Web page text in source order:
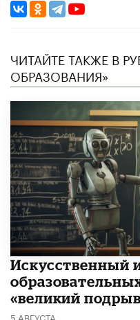
ЧИТАЙТЕ ТАКЖЕ В
ОБРАЗОВАНИЯ»
​Искусственный
«великий
5 АВГУСТА